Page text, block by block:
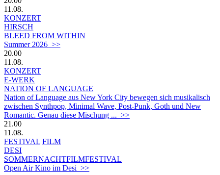
11.08.
KONZERT
HIRSCH
BLEED FROM WITHIN
Summer 2026 >>
20.00
11.08.
KONZERT
E-WERK
NATION OF LANGUAGE
Nation of Language aus New York City bewegen sich musikalisch
zwischen Synthpop, Minimal Wave, Post-Punk, Goth und New
Romantic. Genau diese Mischung ... >>
21.00
11.08.
FESTIVAL FILM
DESI
SOMMERNACHTFILMFESTIVAL
Open Air Kino im Desi >>